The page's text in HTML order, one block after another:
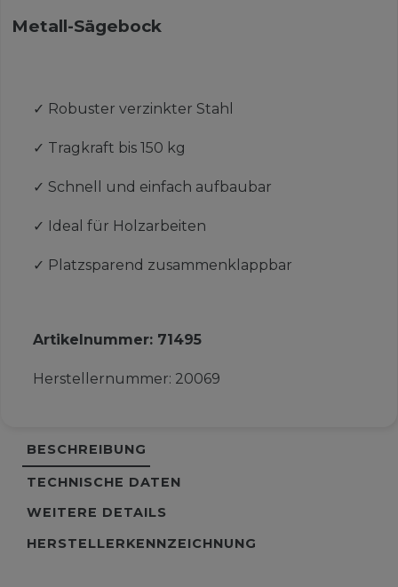
Metall-Sägebock
✓ Robuster verzinkter Stahl
✓ Tragkraft bis 150 kg
✓ Schnell und einfach aufbaubar
✓ Ideal für Holzarbeiten
✓ Platzsparend zusammenklappbar
Artikelnummer: 71495
Herstellernummer: 20069
BESCHREIBUNG
TECHNISCHE DATEN
WEITERE DETAILS
HERSTELLERKENNZEICHNUNG